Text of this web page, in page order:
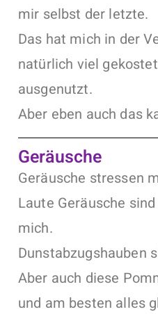
mir selbst der letzte.
Das hat mich in der
natürlich viel
ausgenutzt.
Aber eben auch das
Geräusche
Geräusche stressen
Laute Geräusche
mich.
Dunstabzugshauben
Aber auch diese
und am besten alles